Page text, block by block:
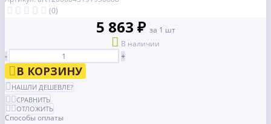
(0)
5 863 ₽ за 1 шт
В наличии
-
+
В КОРЗИНУ
НАШЛИ ДЕШЕВЛЕ?
СРАВНИТЬ
ОТЛОЖИТЬ
Способы оплаты